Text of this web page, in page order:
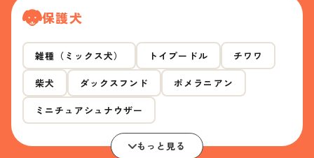
保護犬
雑種（ミックス犬） トイプードル チワワ
柴犬 ダックスフンド ポメラニアン
ミニチュアシュナウザー
もっと見る